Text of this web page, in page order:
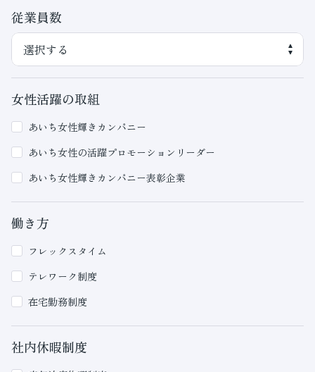
従業員数
女性活躍の取組
あいち女性輝きカンパニー
あいち女性の活躍プロモーションリーダー
あいち女性輝きカンパニー表彰企業
働き方
フレックスタイム
テレワーク制度
在宅勤務制度
社内休暇制度